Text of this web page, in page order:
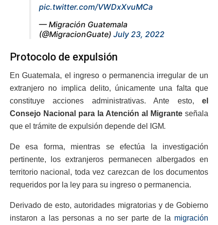
pic.twitter.com/VWDxXvuMCa
— Migración Guatemala
(@MigracionGuate) July 23, 2022
Protocolo de expulsión
En Guatemala, el ingreso o permanencia irregular de un
extranjero no implica delito, únicamente una falta que
constituye acciones administrativas. Ante esto, el
Consejo Nacional para la Atención al Migrante señala
que el trámite de expulsión depende del IGM.
De esa forma, mientras se efectúa la investigación
pertinente, los extranjeros permanecen albergados en
territorio nacional, toda vez carezcan de los documentos
requeridos por la ley para su ingreso o permanencia.
Derivado de esto, autoridades migratorias y de Gobierno
instaron a las personas a no ser parte de la migración